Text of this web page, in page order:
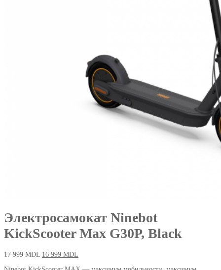
Электросамокат Ninebot
KickScooter Max G30P, Black
17 999MDL 16 999 MDL